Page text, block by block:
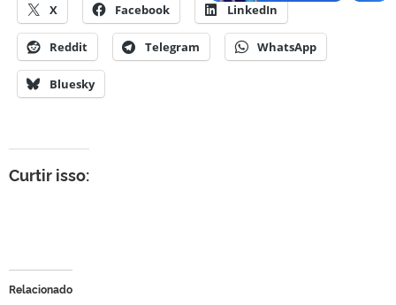
X Facebook LinkedIn
Reddit Telegram WhatsApp
Bluesky
Curtir isso:
Relacionado